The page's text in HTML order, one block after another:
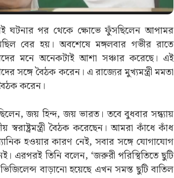
ঘটনার পর থেকে ক্ষোভে ফুঁসছিলেন আপামর
বের হয়। অবশেষে মঙ্গলবার গভীর রাতে
মনে অনেকটাই আশা সঞ্চার করেছে। এই
সঙ্গে বৈঠক করেন। এ রাজ্যের মুখ্যমন্ত্রী মমতা
করেন।
জয় হিন্দ, জয় ভারত। তবে বুধবার সন্ধ্যায়
বৈঠক করেছেন। আমরা কাঁধে কাঁধ
হওয়ার কারণ নেই, সবার সঙ্গে যোগাযোগ
তিনি বলেন, ‘জরুরী পরিস্থিতিতে ছুটি
বাড়ানো হয়েছে এখন সমস্ত ছুটি বাতিল